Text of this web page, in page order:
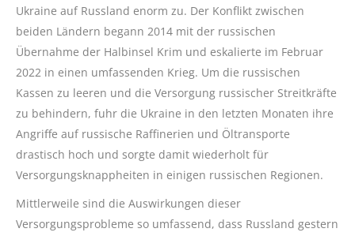
Ukraine auf Russland enorm zu. Der Konflikt zwischen
beiden Ländern begann 2014 mit der russischen
Übernahme der Halbinsel Krim und eskalierte im Februar
2022 in einen umfassenden Krieg. Um die russischen
Kassen zu leeren und die Versorgung russischer Streitkräfte
zu behindern, fuhr die Ukraine in den letzten Monaten ihre
Angriffe auf russische Raffinerien und Öltransporte
drastisch hoch und sorgte damit wiederholt für
Versorgungsknappheiten in einigen russischen Regionen.
Mittlerweile sind die Auswirkungen dieser
Versorgungsprobleme so umfassend, dass Russland gestern